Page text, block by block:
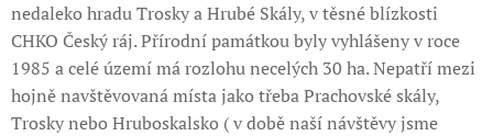
nedaleko hradu Trosky a Hrubé Skály, v těsné blízkosti
CHKO Český ráj. Přírodní památkou byly vyhlášeny v roce
1985 a celé území má rozlohu necelých 30 ha. Nepatří mezi
hojně navštěvovaná místa jako třeba Prachovské skály,
Trosky nebo Hruboskalsko ( v době naší návštěvy jsme